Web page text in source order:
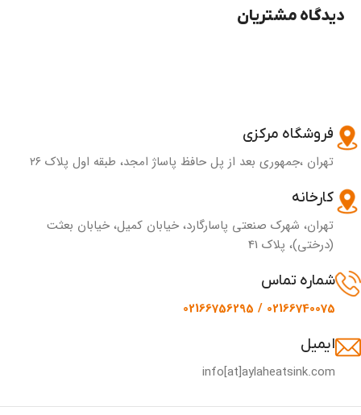
دیدگاه مشتریان
فروشگاه مرکزی
تهران ،جمهوری بعد از پل حافظ پاساژ امجد، طبقه اول پلاک ۲۶
کارخانه
تهران، شهرک صنعتی پاسارگارد، خیابان کمیل، خیابان بعثت
(درختی)، پلاک 41
شماره تماس
02166740075 / 02166756295
ایمیل
info[at]aylaheatsink.com